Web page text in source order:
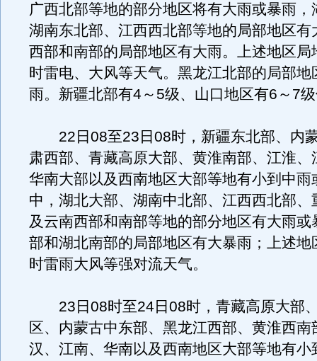
广西北部等地的部分地区将有大雨或暴雨，
湖南东北部、江西西北部等地的局部地区有
西部和南部的局部地区有大雨。上述地区局
时雷电、大风等天气。黑龙江北部的局部地
雨。新疆北部有4～5级、山口地区有6～7
22日08至23日08时，新疆东北部、内
肃西部、青藏高原大部、黄淮南部、江淮、
华南大部以及西南地区大部等地有小到中雨
中，湖北大部、湖南中北部、江西西北部、
及云南西部和南部等地的部分地区有大雨或
部和湖北南部的局部地区有大暴雨；上述地
时雷雨大风等强对流天气。
23日08时至24日08时，青藏高原大部
区、内蒙古中东部、黑龙江西部、黄淮西南
汉、江南、华南以及西南地区大部等地有小